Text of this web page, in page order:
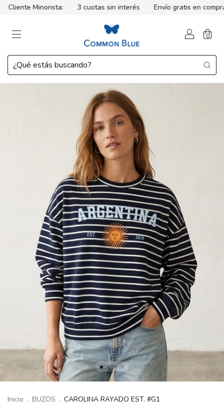
Minorista: 3 cuotas sin interés Envío gratis en
0
Inicio . BUZOS . CAROLINA RAYADO EST. #G1